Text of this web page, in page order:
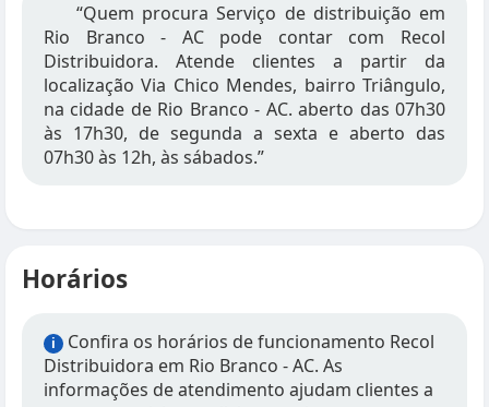
“Quem procura Serviço de distribuição em
Rio Branco - AC pode contar com Recol
Distribuidora. Atende clientes a partir da
localização Via Chico Mendes, bairro Triângulo,
na cidade de Rio Branco - AC. aberto das 07h30
às 17h30, de segunda a sexta e aberto das
07h30 às 12h, às sábados.”
Horários
i
Confira os horários de funcionamento Recol
Distribuidora em Rio Branco - AC. As
informações de atendimento ajudam clientes a